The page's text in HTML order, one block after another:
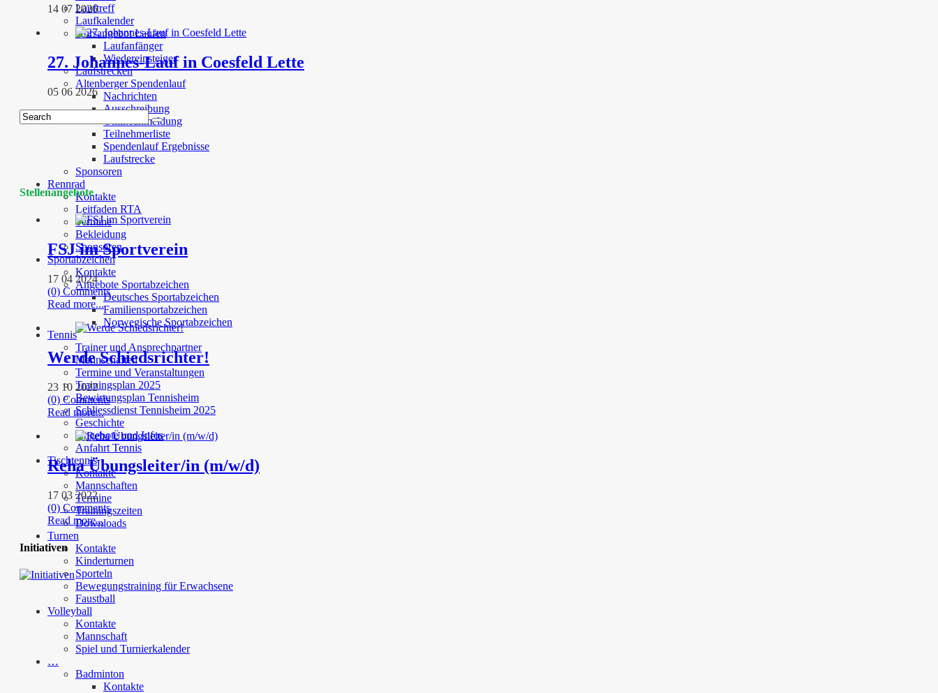
Lauftreff
Laufkalender
Kursangebot Laufen
Laufanfänger
Wiedereinsteiger
Laufstrecken
Altenberger Spendenlauf
Nachrichten
Ausschreibung
Onlineanmeldung
Teilnehmerliste
Spendenlauf Ergebnisse
Laufstrecke
Sponsoren
Rennrad
Kontakte
Leitfaden RTA
Termine
Bekleidung
Sponsoren
Sportabzeichen
Kontakte
Angebote Sportabzeichen
Deutsches Sportabzeichen
Familiensportabzeichen
Norwegische Sportabzeichen
Tennis
Trainer und Ansprechpartner
Mannschaften
Termine und Veranstaltungen
Trainingsplan 2025
Bewirtungsplan Tennisheim
Schliessdienst Tennisheim 2025
Geschichte
Angebote und Infos
Anfahrt Tennis
Tischtennis
Kontakte
Mannschaften
Termine
Trainingszeiten
Downloads
Turnen
Kontakte
Kinderturnen
Sporteln
Bewegungstraining für Erwachsene
Faustball
Volleyball
Kontakte
Mannschaft
Spiel und Turnierkalender
…
Badminton
Kontakte
14 07 2026
27. Johannes-Lauf in Coesfeld Lette
05 06 2026
Stellenangebote
FSJ im Sportverein
17 04 2024
(0) Comments
Read more...
Werde Schiedsrichter!
23 10 2022
(0) Comments
Read more...
Reha Übungsleiter/in (m/w/d)
17 03 2022
(0) Comments
Read more...
Initiativen